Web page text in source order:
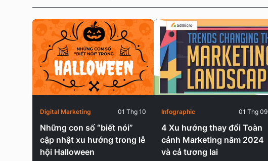
Những con số “biết nói”
cập nhật xu hướng trong lễ
hội Halloween
Digital Marketing 01 Thg 10
4 Xu hướng thay đổi Toàn
cảnh Marketing năm 2024
và cả tương lai
Infographic 01 Thg 09